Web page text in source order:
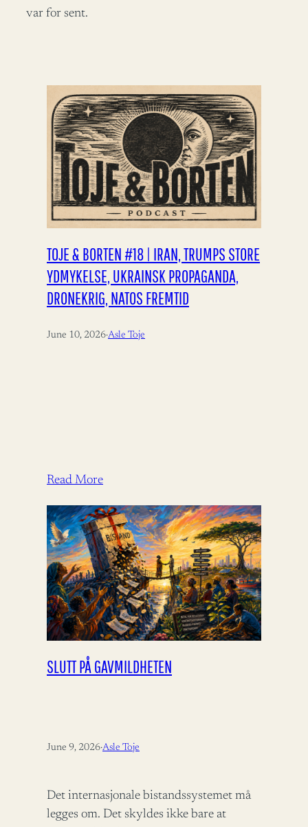
var for sent.
TOJE & BORTEN #18 | IRAN, TRUMPS STORE
YDMYKELSE, UKRAINSK PROPAGANDA,
DRONEKRIG, NATOS FREMTID
June 10, 2026·Asle Toje
Read More
SLUTT PÅ GAVMILDHETEN
June 9, 2026·Asle Toje
Det internasjonale bistandssystemet må
legges om. Det skyldes ikke bare at